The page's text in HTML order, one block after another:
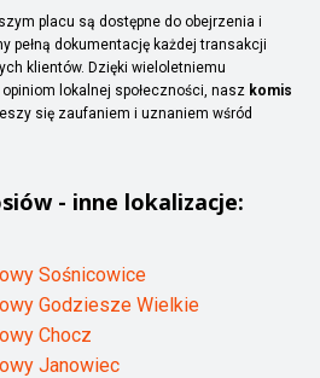
placu są dostępne do obejrzenia i
pełną dokumentację każdej transakcji
klientów. Dzięki wieloletniemu
lokalnej społeczności, nasz komis
się zaufaniem i uznaniem wśród
- inne lokalizacje:
Sośnicowice
Godziesze Wielkie
Chocz
Janowiec